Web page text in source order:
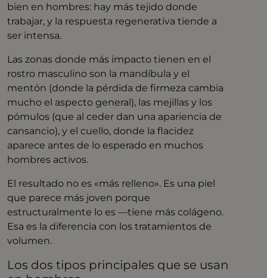
bien en hombres: hay más tejido donde
trabajar, y la respuesta regenerativa tiende a
ser intensa.
Las zonas donde más impacto tienen en el
rostro masculino son la mandíbula y el
mentón (donde la pérdida de firmeza cambia
mucho el aspecto general), las mejillas y los
pómulos (que al ceder dan una apariencia de
cansancio), y el cuello, donde la flacidez
aparece antes de lo esperado en muchos
hombres activos.
El resultado no es «más relleno». Es una piel
que parece más joven porque
estructuralmente lo es —tiene más colágeno.
Esa es la diferencia con los tratamientos de
volumen.
Los dos tipos principales que se usan